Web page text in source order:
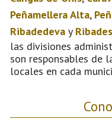
Peñamellera Alta,
Ribadedeva y
las divisiones
son responsables de
locales en cada